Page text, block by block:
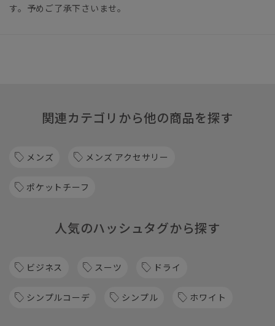
す。予めご了承下さいませ。
関連カテゴリから他の商品を探す
メンズ メンズ アクセサリー
ポケットチーフ
人気のハッシュタグから探す
ビジネス スーツ ドライ
シンプルコーデ シンプル ホワイト